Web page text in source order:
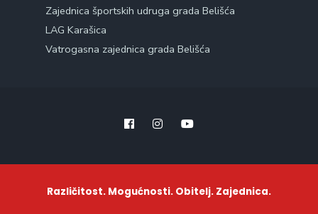
Zajednica športskih udruga grada Belišća
LAG Karašica
Vatrogasna zajednica grada Belišća
Različitost. Mogućnosti. Obitelj. Zajednica.